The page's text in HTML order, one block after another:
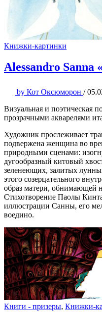
Книжки-картинки
Alessandro Sanna
by Кот Оксюморон /
Визуальная и поэтическая
прозрачными акварелями
Художник прослеживает
подвержена женщина во
природными сценами:
дугообразный китовый
зеленеющих, залитых
этого созерцательного
образ матери, обнимающей
Стихотворение Паолы
иллюстрации Санны, его
воедино.
Книги - призеры, Книжки-